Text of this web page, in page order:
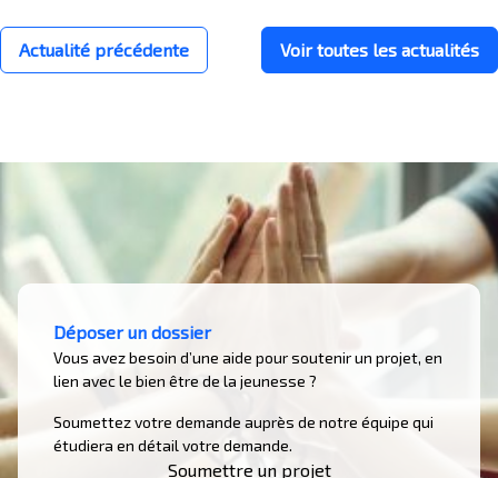
Actualité précédente Voir toutes les actualités
Déposer un dossier
Vous avez besoin d’une aide pour soutenir un projet, en
lien avec le bien être de la jeunesse ?
Soumettez votre demande auprès de notre équipe qui
étudiera en détail votre demande.
Soumettre un projet